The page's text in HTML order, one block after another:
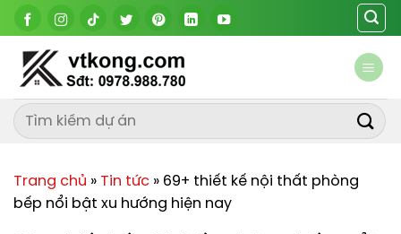
Chuyển
đến
dung
Trang chủ » Tin tức » 69+ thiết kế nội thất phòng
bếp nổi bật xu hướng hiện nay